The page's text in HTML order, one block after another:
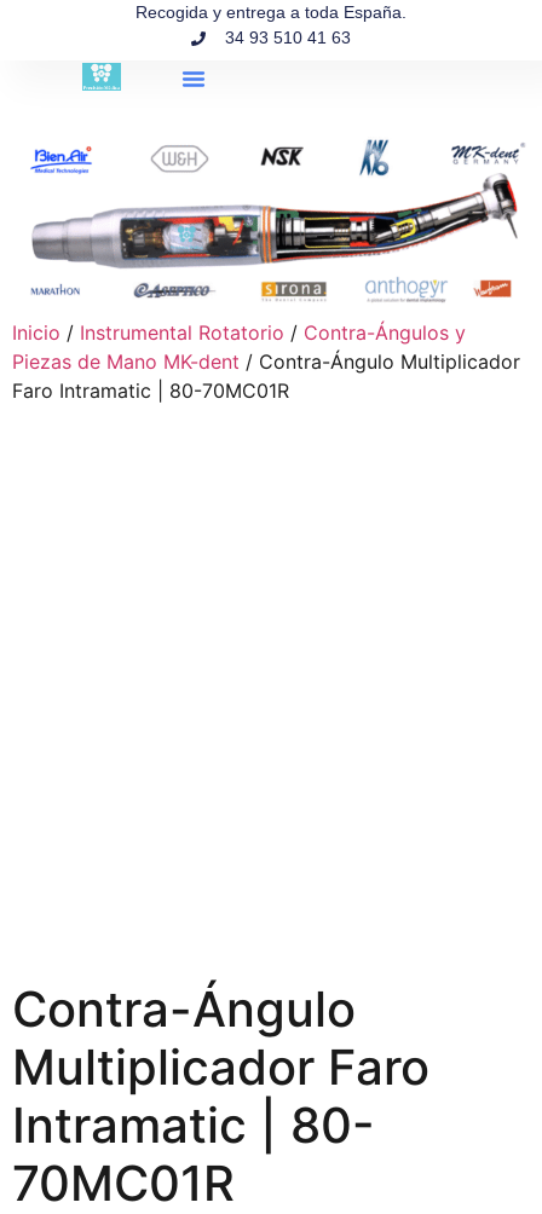
Recogida y entrega a toda España.
34 93 510 41 63
Inicio / Instrumental Rotatorio / Contra-Ángulos y
Piezas de Mano MK-dent / Contra-Ángulo Multiplicador
Faro Intramatic | 80-70MC01R
Contra-Ángulo
Multiplicador Faro
Intramatic | 80-
70MC01R